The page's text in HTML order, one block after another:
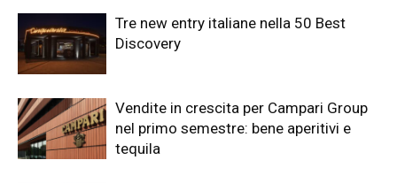
Tre new entry italiane nella 50 Best
Discovery
Vendite in crescita per Campari Group
nel primo semestre: bene aperitivi e
tequila